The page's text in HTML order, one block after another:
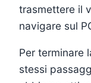
trasmettere il
navigare sul
Per terminare
stessi